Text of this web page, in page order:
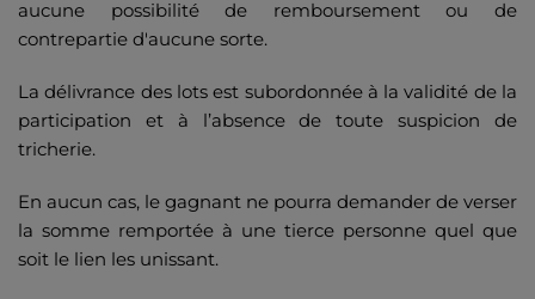
aucune possibilité de remboursement ou de
contrepartie d'aucune sorte.
La délivrance des lots est subordonnée à la validité de la
participation et à l’absence de toute suspicion de
tricherie.
En aucun cas, le gagnant ne pourra demander de verser
la somme remportée à une tierce personne quel que
soit le lien les unissant.